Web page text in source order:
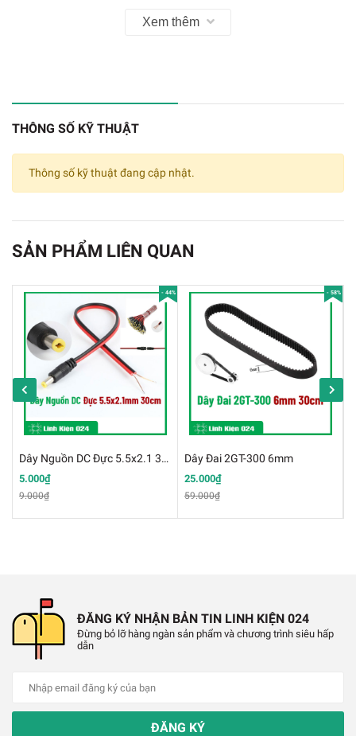
Adapter Điều Chỉnh Điện Áp 9-24VDC 5A Màn Hình
Hiển Thị (5.5x2.1)
Thông số kỹ thuật của nguồn adapter đa năng:
✔️Điện áp vào: 100 - 240VAC
✔️Điện áp ra: 9 - 24VDC
✔️ Có đèn led báo hiệu
Núm điều chỉnh điện áp: 9 - 24VDC
Kích thước jack: 5.5 x 2.1 mmm
Lưu ý: Mức độ sáng của đèn sẽ phụ thuộc vào
Xem thêm
THÔNG SỐ KỸ THUẬT
Thông số kỹ thuật đang cập nhật.
SẢN PHẨM LIÊN QUAN
- 44%
Dây Nguồn DC Đực 5.5x2.1 30cm
5.000₫
9.000₫
- 58%
Dây Đai 2GT-300 6mm
25.000₫
59.000₫
ĐĂNG KÝ NHẬN BẢN TIN LINH KIỆN 024
Đừng bỏ lỡ hàng ngàn sản phẩm và chương trình siêu hấp
dẫn
ĐĂNG KÝ